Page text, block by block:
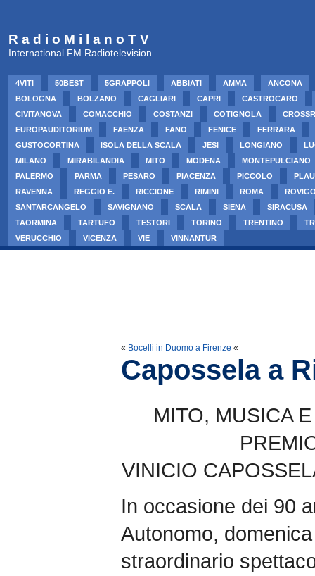
R a d i o M i l a n o T V
International FM Radiotelevision
4VITI 50BEST 5GRAPPOLI ABBIATI AMMA
ANCONA
BOLOGNA
BOLZANO CAGLIARI CAPRI
CASTROCARO
CIVITANOVA
COMACCHIO COSTANZI COTIGNOLA
EUROPAUDITORIUM
FAENZA FANO FENICE
FERRARA
GUSTOCORTINA
ISOLA DELLA SCALA JESI LONGIANO
MILANO
MIRABILANDIA MITO MODENA
MONTEPULCIANO
PALERMO
PARMA PESARO PIACENZA PICCOLO
RAVENNA
REGGIO E. RICCIONE RIMINI ROMA
SANTARCANGELO
SAVIGNANO SCALA SIENA
SIRACUSA
TAORMINA
TARTUFO TESTORI TORINO TRENTINO
VERUCCHIO
VICENZA VIE VINNANTUR
« Bocelli in Duomo a Firenze «
Capossela a
MITO, MUSICA
VINICIO
In occasione dei 90
Autonomo,
straordinario